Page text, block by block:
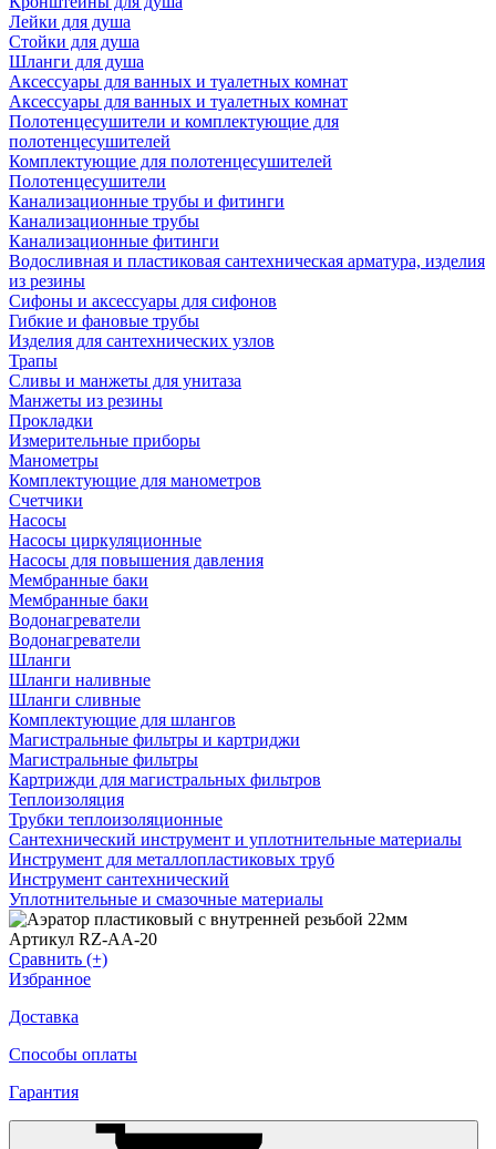
Лейки для душа
Стойки для душа
Шланги для душа
Аксессуары для ванных и туалетных комнат
Аксессуары для ванных и туалетных комнат
Полотенцесушители и комплектующие для
полотенцесушителей
Комплектующие для полотенцесушителей
Полотенцесушители
Канализационные трубы и фитинги
Канализационные трубы
Канализационные фитинги
Водосливная и пластиковая сантехническая арматура, изделия
из резины
Сифоны и аксессуары для сифонов
Гибкие и фановые трубы
Изделия для сантехнических узлов
Трапы
Сливы и манжеты для унитаза
Манжеты из резины
Прокладки
Измерительные приборы
Манометры
Комплектующие для манометров
Счетчики
Насосы
Насосы циркуляционные
Насосы для повышения давления
Мембранные баки
Мембранные баки
Водонагреватели
Водонагреватели
Шланги
Шланги наливные
Шланги сливные
Комплектующие для шлангов
Магистральные фильтры и картриджи
Магистральные фильтры
Картрижди для магистральных фильтров
Теплоизоляция
Трубки теплоизоляционные
Сантехнический инструмент и уплотнительные материалы
Инструмент для металлопластиковых труб
Инструмент сантехнический
Уплотнительные и смазочные материалы
Артикул RZ-AA-20
Сравнить (+)
Избранное
Доставка
Способы оплаты
Гарантия